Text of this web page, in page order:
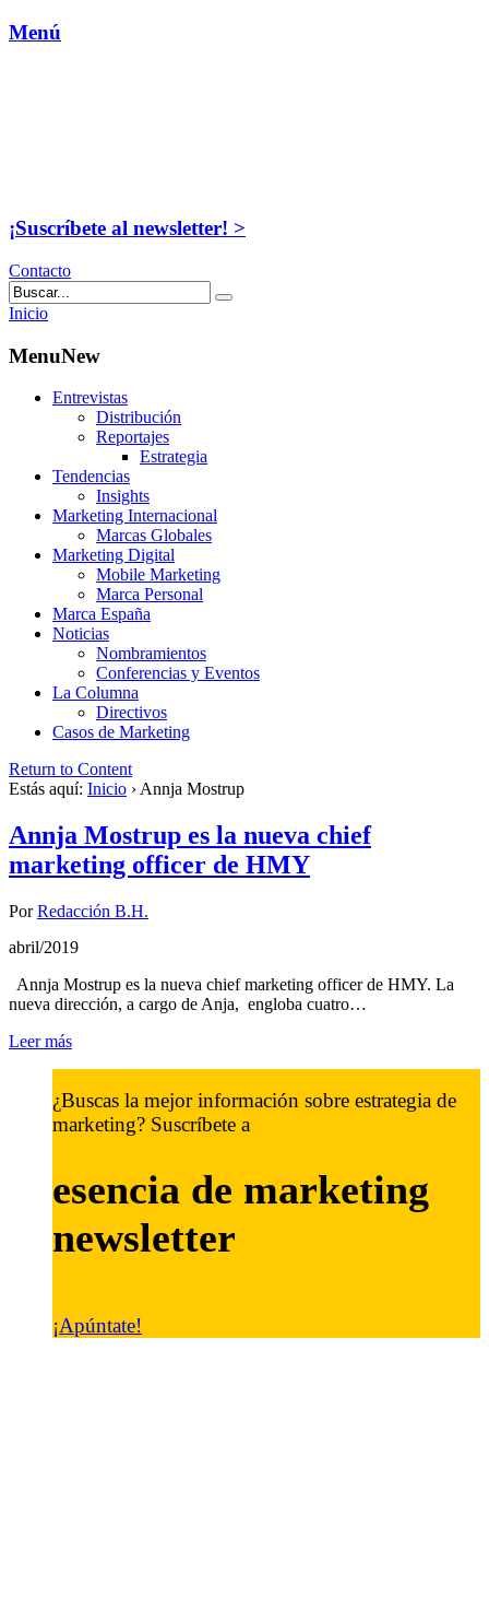
Menú
¡Suscríbete al newsletter! >
Contacto
Inicio
MenuNew
Entrevistas
Distribución
Reportajes
Estrategia
Tendencias
Insights
Marketing Internacional
Marcas Globales
Marketing Digital
Mobile Marketing
Marca Personal
Marca España
Noticias
Nombramientos
Conferencias y Eventos
La Columna
Directivos
Casos de Marketing
Return to Content
Estás aquí: Inicio › Annja Mostrup
Annja Mostrup es la nueva chief
marketing officer de HMY
PorRedacción B.H.
abril/2019
Annja Mostrup es la nueva chief marketing officer de HMY. La
nueva dirección, a cargo de Anja, engloba cuatro…
Leer más
¿Buscas la mejor información sobre estrategia de
marketing? Suscríbete a
esencia de marketing
newsletter
¡Apúntate!